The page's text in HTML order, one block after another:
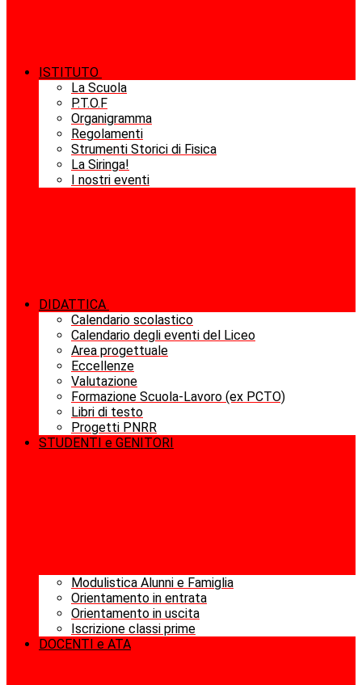
ISTITUTO
La Scuola
P.T.O.F
Organigramma
Regolamenti
Strumenti Storici di Fisica
La Siringa!
I nostri eventi
DIDATTICA
Calendario scolastico
Calendario degli eventi del Liceo
Area progettuale
Eccellenze
Valutazione
Formazione Scuola-Lavoro (ex PCTO)
Libri di testo
Progetti PNRR
STUDENTI e GENITORI
Modulistica Alunni e Famiglia
Orientamento in entrata
Orientamento in uscita
Iscrizione classi prime
DOCENTI e ATA